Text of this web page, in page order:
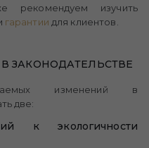
рекомендуем изучить
гарантии для клиентов.
ЗАКОНОДАТЕЛЬСТВЕ
изменений в
две:
к экологичности